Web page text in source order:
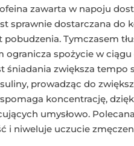
zawarta w napoju
sprawnie dostarczana do
Tymczasem
ogranicza spożycie w
śniadania zwiększa tempo
prowadząc do
koncentrację,
umysłowo.
i niweluje uczucie